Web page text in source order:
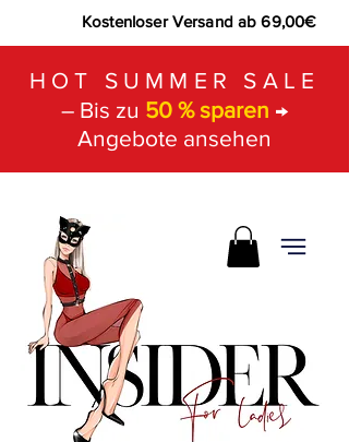
Kostenloser Versand ab 69,00€
HOT SUMMER SALE
– Bis zu 50 % sparen →
Angebote ansehen